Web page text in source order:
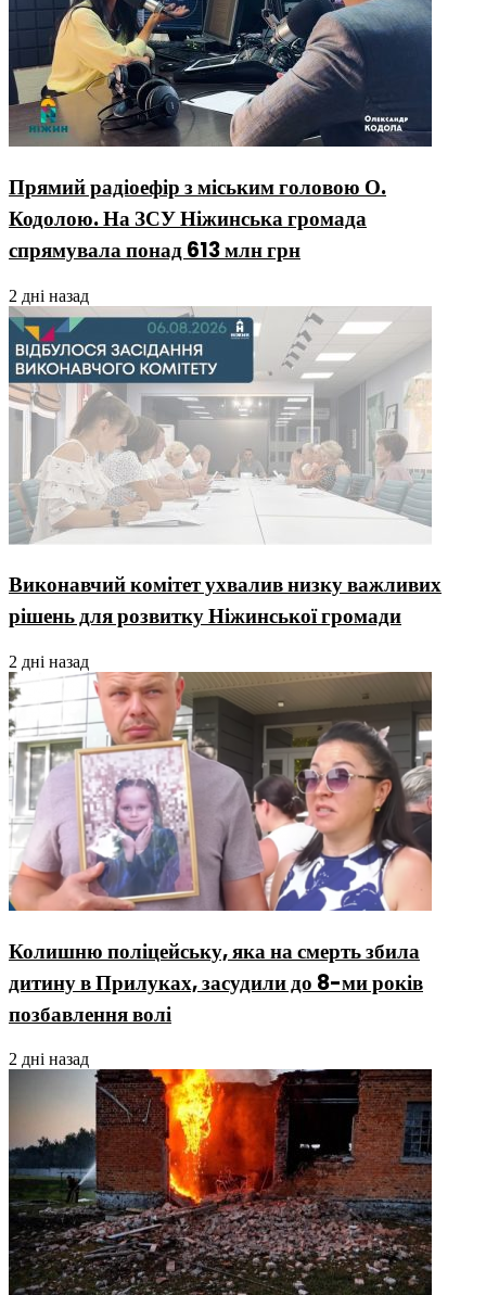
Прямий радіоефір з міським головою О.
Кодолою. На ЗСУ Ніжинська громада
спрямувала понад 613 млн грн
2 дні назад
Виконавчий комітет ухвалив низку важливих
рішень для розвитку Ніжинської громади
2 дні назад
Колишню поліцейську, яка на смерть збила
дитину в Прилуках, засудили до 8-ми років
позбавлення волі
2 дні назад